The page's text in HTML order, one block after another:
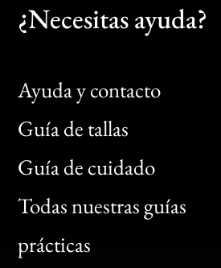
¿Necesitas ayuda?
Ayuda y contacto
Guía de tallas
Guía de cuidado
Todas nuestras guías
prácticas